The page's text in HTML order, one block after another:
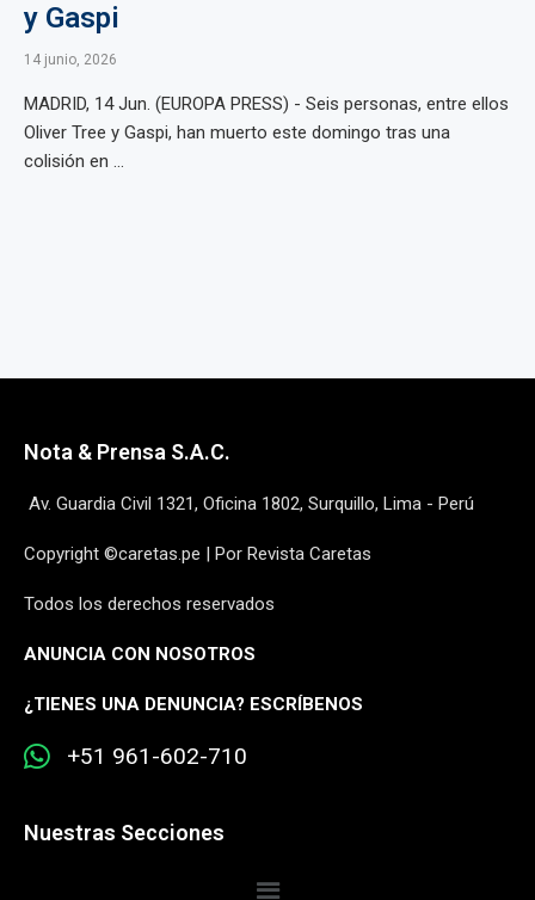
y Gaspi
14 junio, 2026
MADRID, 14 Jun. (EUROPA PRESS) - Seis personas, entre ellos
Oliver Tree y Gaspi, han muerto este domingo tras una
colisión en ...
Nota & Prensa S.A.C.
Av. Guardia Civil 1321, Oficina 1802, Surquillo, Lima - Perú
Copyright ©caretas.pe | Por Revista Caretas
Todos los derechos reservados
ANUNCIA CON NOSOTROS
¿TIENES UNA DENUNCIA? ESCRÍBENOS
+51 961-602-710
Nuestras Secciones